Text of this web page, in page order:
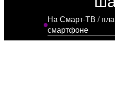
На Смарт-ТВ /
смартфоне